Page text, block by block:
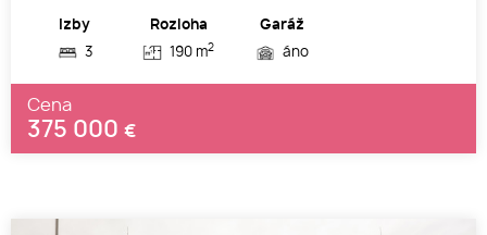
Izby
3
Rozloha
190 m2
Garáž
áno
Cena
375 000 €